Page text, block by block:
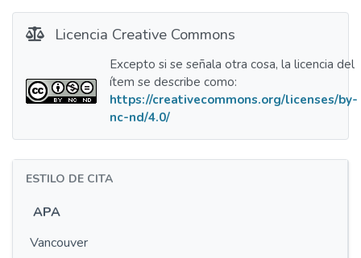
Licencia Creative Commons
Excepto si se señala otra cosa, la licencia del
ítem se describe como:
https://creativecommons.org/licenses/by-
nc-nd/4.0/
ESTILO DE CITA
APA
Vancouver